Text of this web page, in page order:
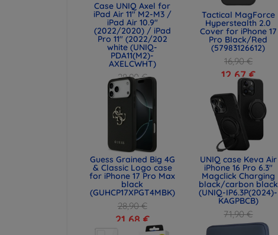
Case UNIQ Axel for
iPad Air 11" M2-M3 /
iPad Air 10.9"
(2022/2020) / iPad
Pro 11" (2022/202
white (UNIQ-
PDA11(M2)-
AXELCWHT)
28,90 €
21,68 €
Tactical MagForce
Hyperstealth 2.0
Cover for iPhone 17
Pro Black/Red
(57983126612)
16,90 €
12,67 €
Guess Grained Big 4G
& Classic Logo case
for iPhone 17 Pro Max
black
(GUHCP17XPGT4MBK)
28,90 €
21,68 €
UNIQ case Keva Air
iPhone 16 Pro 6.3"
Magclick Charging
black/carbon black
(UNIQ-IP6.3P(2024)-
KAGPBCB)
71,90 €
53,93 €